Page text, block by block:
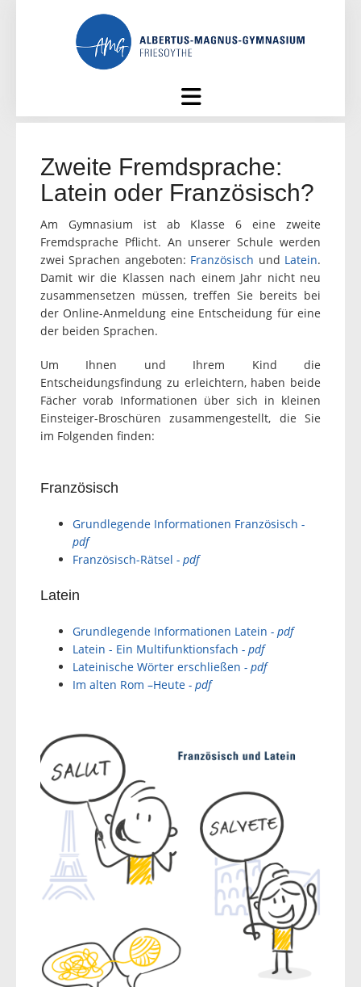
Zweite Fremdsprache:
Latein oder Französisch?
Am Gymnasium ist ab Klasse 6 eine zweite
Fremdsprache Pflicht. An unserer Schule werden
zwei Sprachen angeboten: Französisch und Latein.
Damit wir die Klassen nach einem Jahr nicht neu
zusammensetzen müssen, treffen Sie bereits bei
der Online-Anmeldung eine Entscheidung für eine
der beiden Sprachen.
Um Ihnen und Ihrem Kind die
Entscheidungsfindung zu erleichtern, haben beide
Fächer vorab Informationen über sich in kleinen
Einsteiger-Broschüren zusammengestellt, die Sie
im Folgenden finden:
Französisch
Grundlegende Informationen Französisch -
pdf
Französisch-Rätsel - pdf
Latein
Grundlegende Informationen Latein - pdf
Latein - Ein Multifunktionsfach - pdf
Lateinische Wörter erschließen - pdf
Im alten Rom –Heute - pdf